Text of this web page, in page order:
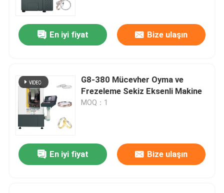
En iyi fiyat Bize ulaşın
G8-380 Mücevher Oyma ve
Frezeleme Sekiz Eksenli Makine
MOQ：1
En iyi fiyat Bize ulaşın